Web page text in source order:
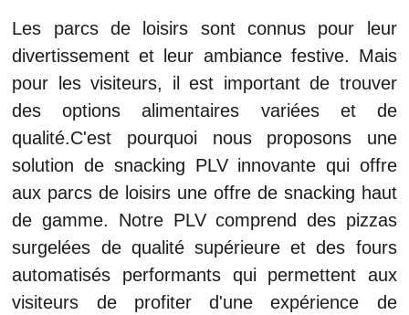
Les parcs de loisirs sont connus pour leur
divertissement et leur ambiance festive. Mais
pour les visiteurs, il est important de trouver
des options alimentaires variées et de
qualité.C'est pourquoi nous proposons une
solution de snacking PLV innovante qui offre
aux parcs de loisirs une offre de snacking haut
de gamme. Notre PLV comprend des pizzas
surgelées de qualité supérieure et des fours
automatisés performants qui permettent aux
visiteurs de profiter d'une expérience de